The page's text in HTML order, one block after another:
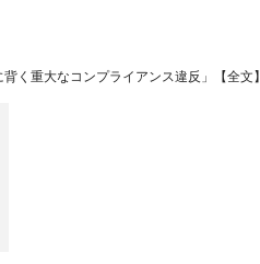
く重大なコンプライアンス違反」【全文】